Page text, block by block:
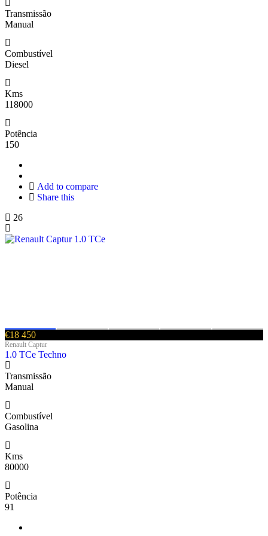
Transmissão
Manual
Combustível
Diesel
Kms
118000
Potência
150
Add to compare
Share this
26
€18 450
Renault Captur
1.0 TCe Techno
Transmissão
Manual
Combustível
Gasolina
Kms
80000
Potência
91